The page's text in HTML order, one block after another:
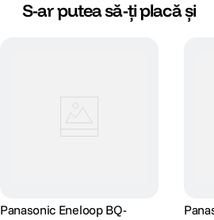
S-ar putea să-ți placă și
Panasonic Eneloop BQ-